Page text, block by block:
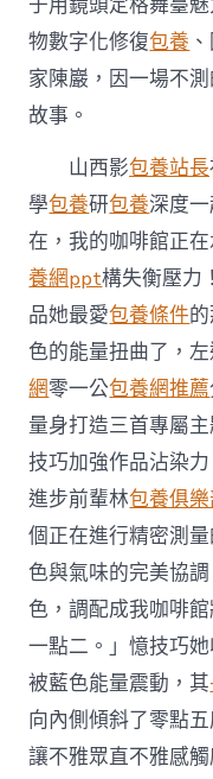
物數字化修復包養
家陳巖，因一場不
故事。
山西影包養站長
學包養研包養深度
在，我的咖啡館正
養網ppt構失衡壓力
品她最愛包養條件
色的能量扭曲了，
網零一公包養網推薦
量身打造三首專屬
技巧加強作品沾染
進步前輩林包養俱
個正在進行精密測
色與氣味的完美協
色，調配成我咖啡
一點二。」憶技巧
被藍色能量震動，其
向內側傾斜了零點
讓不雅眾直不雅感